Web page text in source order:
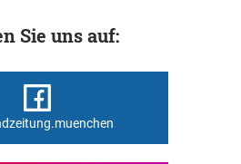
Sie uns auf: